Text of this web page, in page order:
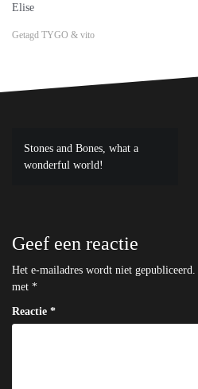
Elise
Getagd TYGO & vito
Bericht
navigatie
Stones and Bones, what a
wonderful world!
Geef een reactie
Het e-mailadres wordt niet gepubliceerd.
met *
Reactie *